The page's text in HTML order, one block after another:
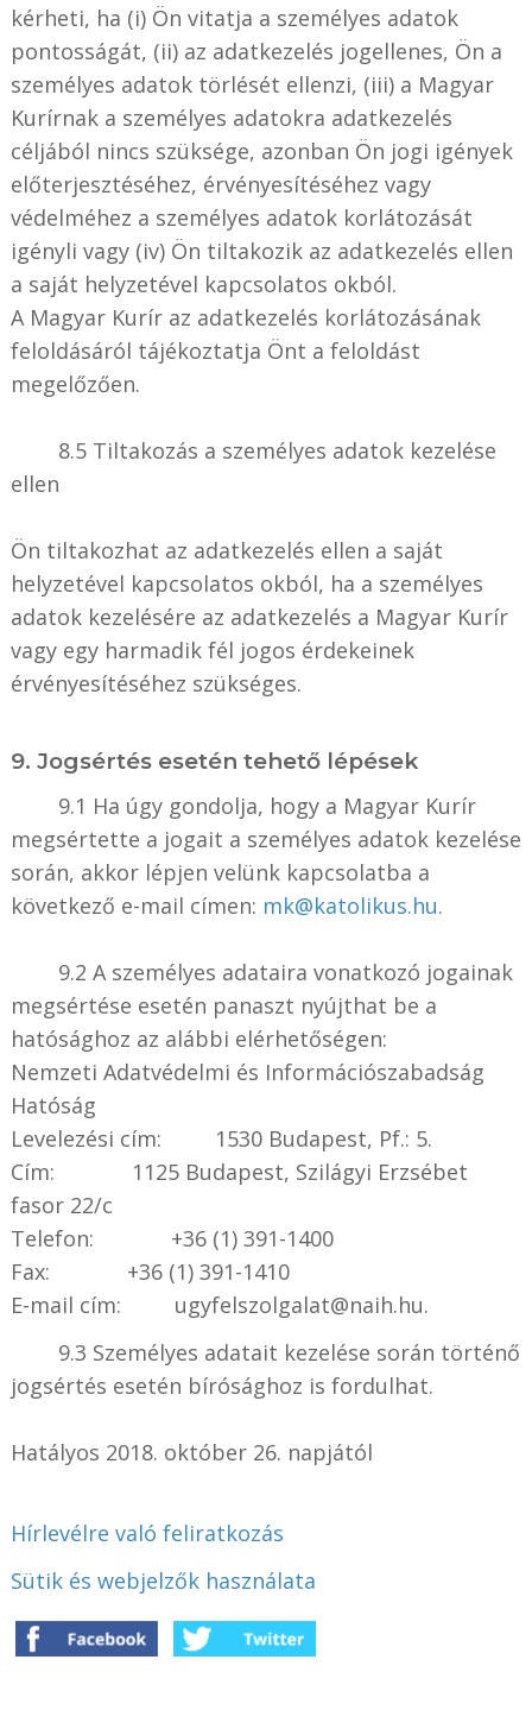
kérheti, ha (i) Ön vitatja a személyes adatok
pontosságát, (ii) az adatkezelés jogellenes, Ön a
személyes adatok törlését ellenzi, (iii) a Magyar
Kurírnak a személyes adatokra adatkezelés
céljából nincs szüksége, azonban Ön jogi igények
előterjesztéséhez, érvényesítéséhez vagy
védelméhez a személyes adatok korlátozását
igényli vagy (iv) Ön tiltakozik az adatkezelés ellen
a saját helyzetével kapcsolatos okból.
A Magyar Kurír az adatkezelés korlátozásának
feloldásáról tájékoztatja Önt a feloldást
megelőzően.
8.5 Tiltakozás a személyes adatok kezelése
ellen
Ön tiltakozhat az adatkezelés ellen a saját
helyzetével kapcsolatos okból, ha a személyes
adatok kezelésére az adatkezelés a Magyar Kurír
vagy egy harmadik fél jogos érdekeinek
érvényesítéséhez szükséges.
9. Jogsértés esetén tehető lépések
9.1 Ha úgy gondolja, hogy a Magyar Kurír
megsértette a jogait a személyes adatok kezelése
során, akkor lépjen velünk kapcsolatba a
következő e-mail címen: mk@katolikus.hu.
9.2 A személyes adataira vonatkozó jogainak
megsértése esetén panaszt nyújthat be a
hatósághoz az alábbi elérhetőségen:
Nemzeti Adatvédelmi és Információszabadság
Hatóság
Levelezési cím: 1530 Budapest, Pf.: 5.
Cím: 1125 Budapest, Szilágyi Erzsébet
fasor 22/c
Telefon: +36 (1) 391-1400
Fax: +36 (1) 391-1410
E-mail cím: ugyfelszolgalat@naih.hu.
9.3 Személyes adatait kezelése során történő
jogsértés esetén bírósághoz is fordulhat.
Hatályos 2018. október 26. napjától
Hírlevélre való feliratkozás
Sütik és webjelzők használata